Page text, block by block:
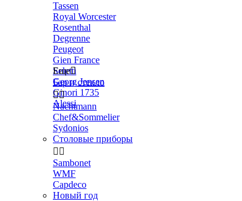
Tassen
Royal Worcester
Rosenthal
Degrenne
Peugeot
Gien France
Seletti
Georg Jensen
Ginori 1735
Alessi
Еще
Бар и стекло

Nachtmann
Chef&Sommelier
Sydonios
Столовые приборы
 
Sambonet
WMF
Capdeco
Новый год